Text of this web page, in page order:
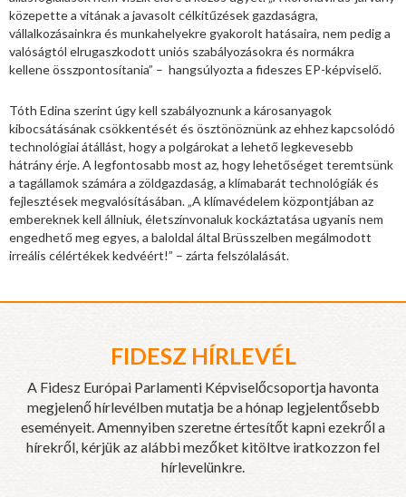
közepette a vitának a javasolt célkitűzések gazdaságra,
vállalkozásainkra és munkahelyekre gyakorolt hatásaira, nem pedig a
valóságtól elrugaszkodott uniós szabályozásokra és normákra
kellene összpontosítania” – hangsúlyozta a fideszes EP-képviselő.
Tóth Edina szerint úgy kell szabályoznunk a károsanyagok
kibocsátásának csökkentését és ösztönöznünk az ehhez kapcsolódó
technológiai átállást, hogy a polgárokat a lehető legkevesebb
hátrány érje. A legfontosabb most az, hogy lehetőséget teremtsünk
a tagállamok számára a zöldgazdaság, a klímabarát technológiák és
fejlesztések megvalósításában. „A klímavédelem központjában az
embereknek kell állniuk, életszínvonaluk kockáztatása ugyanis nem
engedhető meg egyes, a baloldal által Brüsszelben megálmodott
irreális célértékek kedvéért!” – zárta felszólalását.
FIDESZ HÍRLEVÉL
A Fidesz Európai Parlamenti Képviselőcsoportja havonta
megjelenő hírlevélben mutatja be a hónap legjelentősebb
eseményeit. Amennyiben szeretne értesítőt kapni ezekről a
hírekről, kérjük az alábbi mezőket kitöltve iratkozzon fel
hírlevelünkre.